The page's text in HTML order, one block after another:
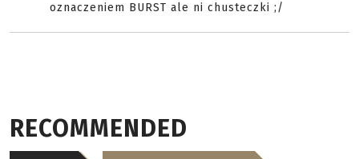
oznaczeniem BURST ale ni chusteczki ;/
RECOMMENDED